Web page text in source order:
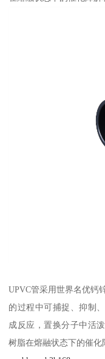
UPVC管采用世界名优钙
的过程中可捕捉、抑制
成反应，置换分子中活
树脂在熔融状态下的催化